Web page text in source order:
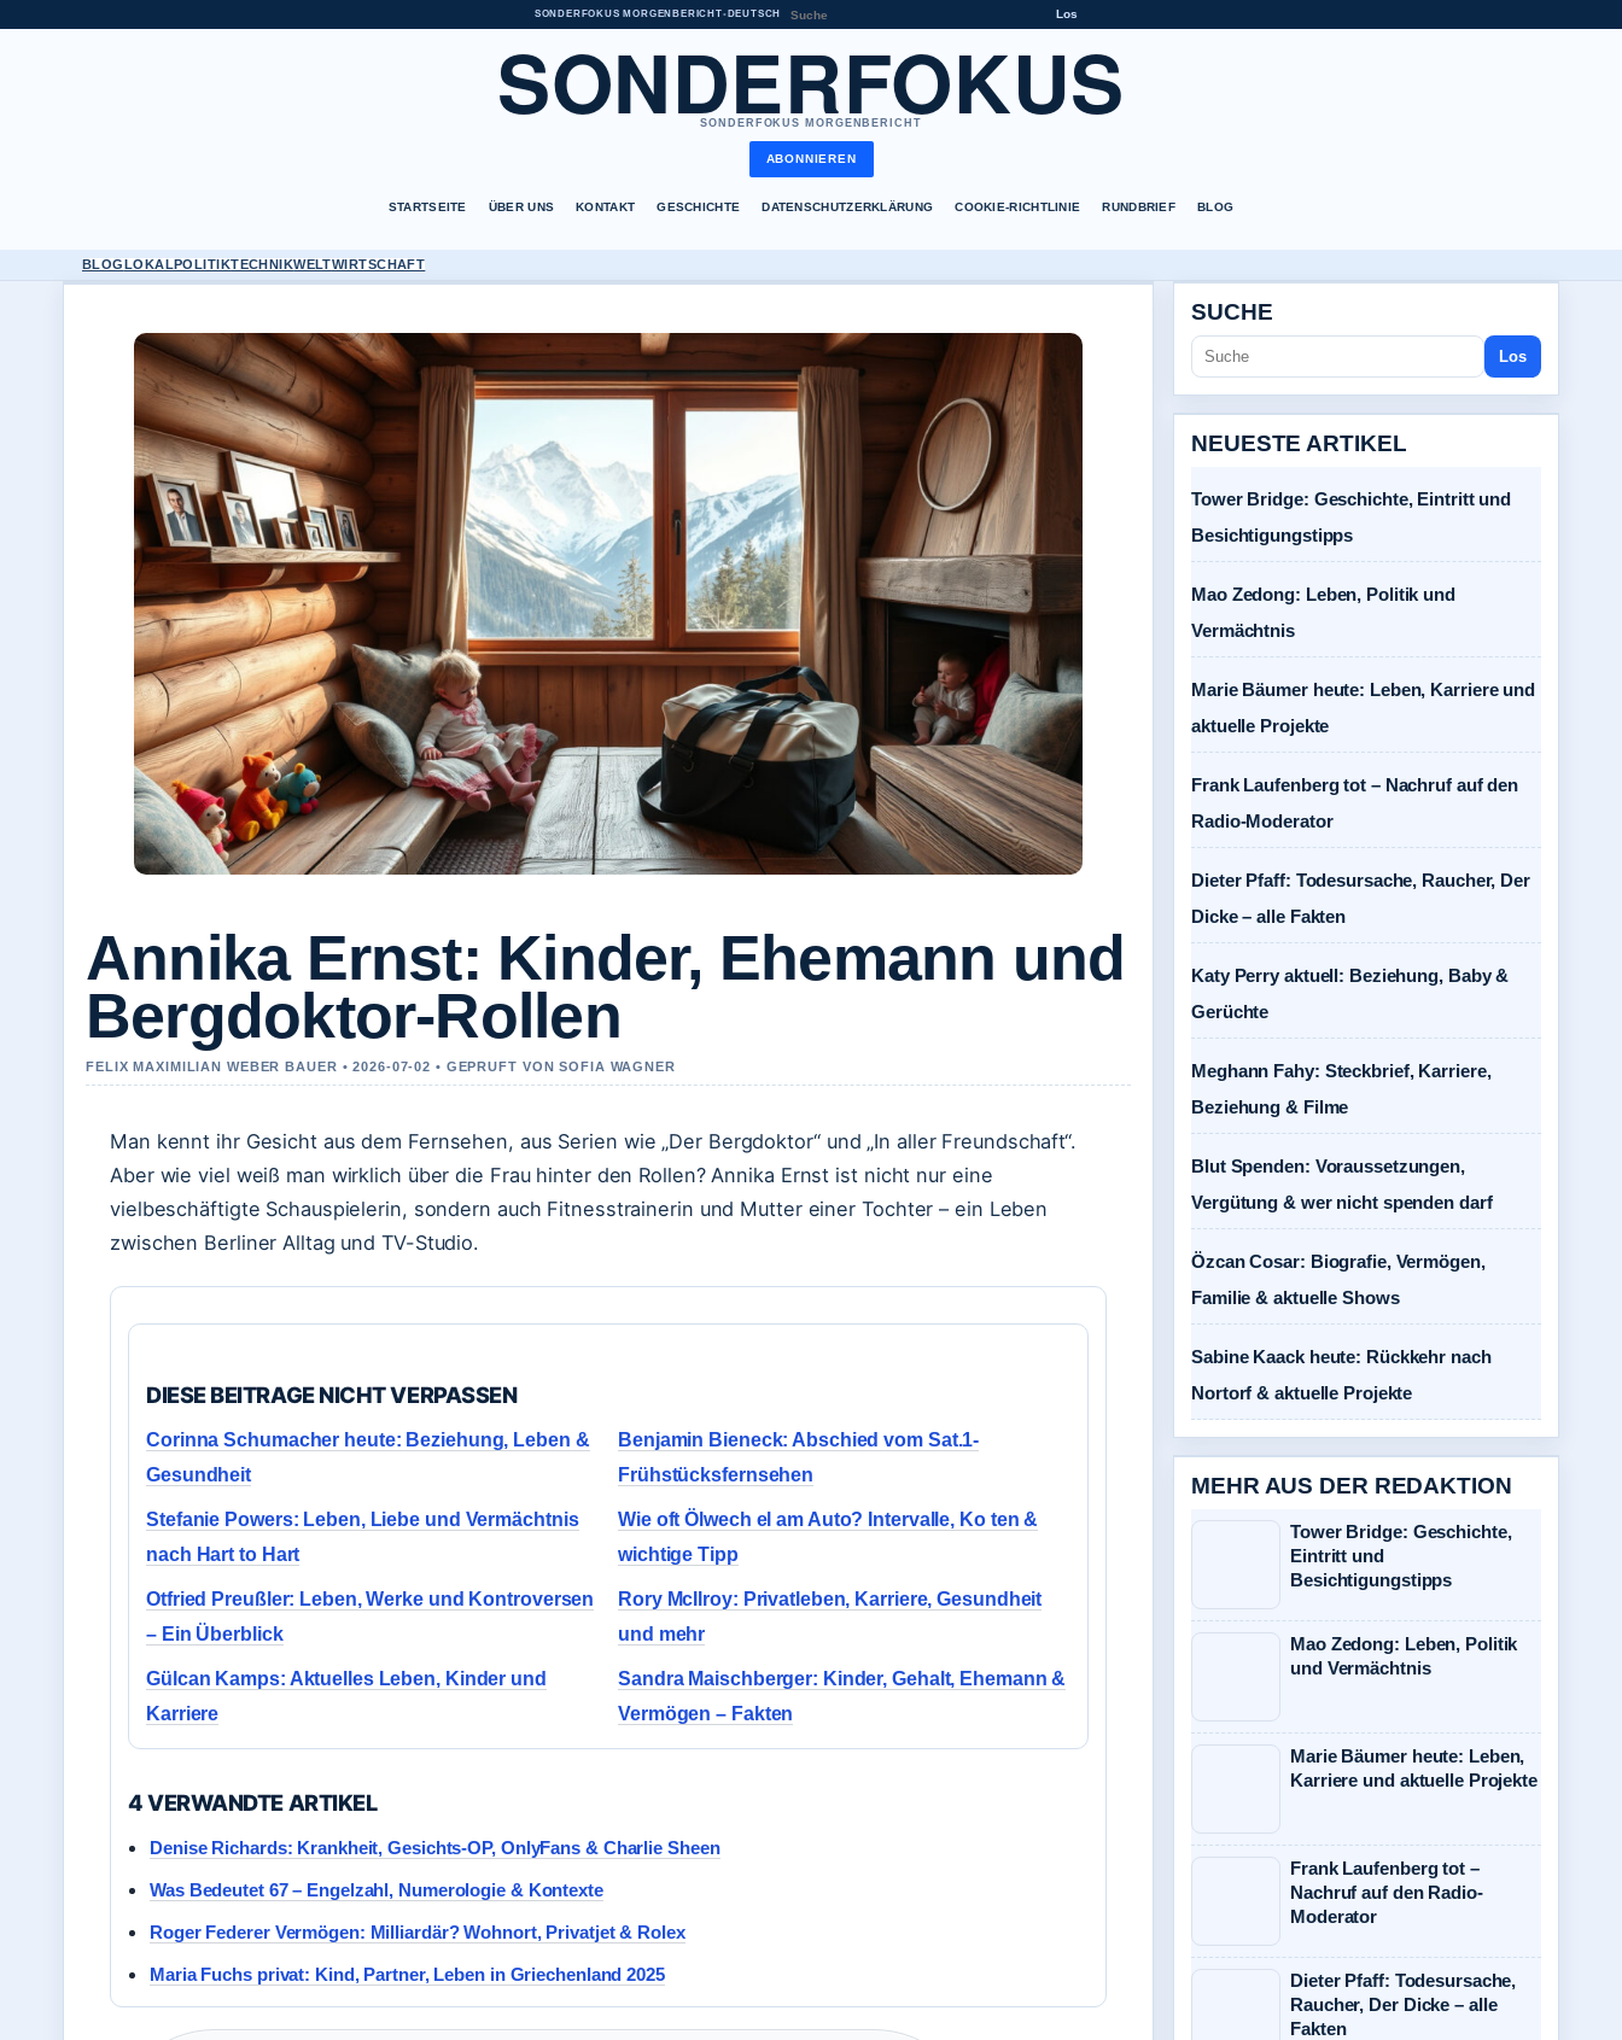
SONDERFOKUS MORGENBERICHT• DEUTSCH Los
SONDERFOKUS
SONDERFOKUS MORGENBERICHT
ABONNIEREN
STARTSEITE ÜBER UNS KONTAKT GESCHICHTE DATENSCHUTZERKLÄRUNG COOKIE-RICHTLINIE RUNDBRIEF BLOG
BLOGLOKALPOLITIKTECHNIKWELTWIRTSCHAFT
Annika Ernst: Kinder, Ehemann und
Bergdoktor-Rollen
FELIX MAXIMILIAN WEBER BAUER • 2026-07-02 • GEPRUFT VON SOFIA WAGNER
Man kennt ihr Gesicht aus dem Fernsehen, aus Serien wie „Der Bergdoktor“ und „In aller Freundschaft“.
Aber wie viel weiß man wirklich über die Frau hinter den Rollen? Annika Ernst ist nicht nur eine
vielbeschäftigte Schauspielerin, sondern auch Fitnesstrainerin und Mutter einer Tochter – ein Leben
zwischen Berliner Alltag und TV-Studio.
DIESE BEITRAGE NICHT VERPASSEN
Corinna Schumacher heute: Beziehung, Leben &
Gesundheit
Benjamin Bieneck: Abschied vom Sat.1-
Frühstücksfernsehen
Stefanie Powers: Leben, Liebe und Vermächtnis
nach Hart to Hart
Wie oft Ölwech el am Auto? Intervalle, Ko ten &
wichtige Tipp
Otfried Preußler: Leben, Werke und Kontroversen
– Ein Überblick
Rory McIlroy: Privatleben, Karriere, Gesundheit
und mehr
Gülcan Kamps: Aktuelles Leben, Kinder und
Karriere
Sandra Maischberger: Kinder, Gehalt, Ehemann &
Vermögen – Fakten
4 VERWANDTE ARTIKEL
Denise Richards: Krankheit, Gesichts-OP, OnlyFans & Charlie Sheen
Was Bedeutet 67 – Engelzahl, Numerologie & Kontexte
Roger Federer Vermögen: Milliardär? Wohnort, Privatjet & Rolex
Maria Fuchs privat: Kind, Partner, Leben in Griechenland 2025
SUCHE
Los
NEUESTE ARTIKEL
Tower Bridge: Geschichte, Eintritt und
Besichtigungstipps
Mao Zedong: Leben, Politik und
Vermächtnis
Marie Bäumer heute: Leben, Karriere und
aktuelle Projekte
Frank Laufenberg tot – Nachruf auf den
Radio-Moderator
Dieter Pfaff: Todesursache, Raucher, Der
Dicke – alle Fakten
Katy Perry aktuell: Beziehung, Baby &
Gerüchte
Meghann Fahy: Steckbrief, Karriere,
Beziehung & Filme
Blut Spenden: Voraussetzungen,
Vergütung & wer nicht spenden darf
Özcan Cosar: Biografie, Vermögen,
Familie & aktuelle Shows
Sabine Kaack heute: Rückkehr nach
Nortorf & aktuelle Projekte
MEHR AUS DER REDAKTION
Tower Bridge: Geschichte,
Eintritt und
Besichtigungstipps
Mao Zedong: Leben, Politik
und Vermächtnis
Marie Bäumer heute: Leben,
Karriere und aktuelle Projekte
Frank Laufenberg tot –
Nachruf auf den Radio-
Moderator
Dieter Pfaff: Todesursache,
Raucher, Der Dicke – alle
Fakten